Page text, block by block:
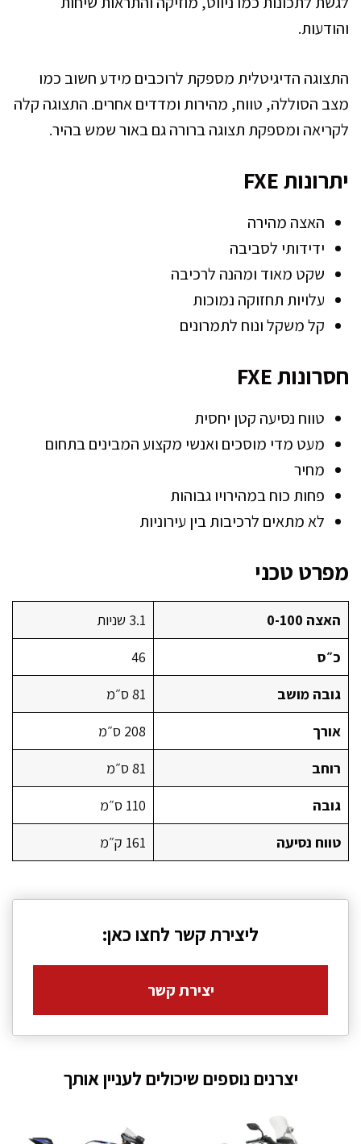
והודעות.
התצוגה הדיגיטלית מספקת לרוכבים מידע חשוב כמו
מצב הסוללה, טווח, מהירות ומדדים אחרים. התצוגה קלה
לקריאה ומספקת תצוגה ברורה גם באור שמש בהיר.
יתרונות FXE
האצה מהירה
ידידותי לסביבה
שקט מאוד ומהנה לרכיבה
עלויות תחזוקה נמוכות
קל משקל ונוח לתמרונים
חסרונות FXE
טווח נסיעה קטן יחסית
מעט מדי מוסכים ואנשי מקצוע המבינים בתחום
מחיר
פחות כוח במהירויו גבוהות
לא מתאים לרכיבות בין עירוניות
מפרט טכני
האצה 0-100
3.1 שניות
כ״ס
46
גובה מושב
81 ס״מ
אורך
208 ס״מ
רוחב
81 ס״מ
גובה
110 ס״מ
טווח נסיעה
161 ק״מ
ליצירת קשר לחצו כאן:
יצירת קשר
יצרנים נוספים שיכולים לעניין אותך